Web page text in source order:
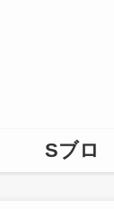
Sブロ